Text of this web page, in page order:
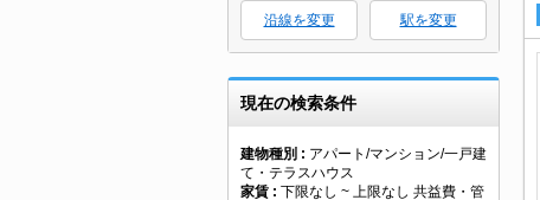
沿線を変更 駅を変更
現在の検索条件
建物種別
アパート/マンション/一戸建
て・テラスハウス
家賃
下限なし ~ 上限なし 共益費・管